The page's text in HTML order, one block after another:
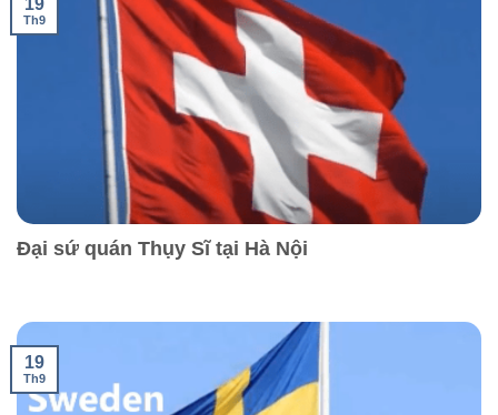
Đại sứ quán Thụy Sĩ tại Hà Nội
19
Th9
19
Th9